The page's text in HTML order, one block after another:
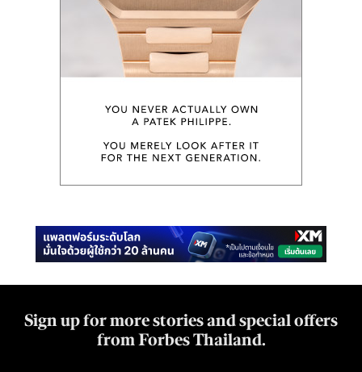
Sign up for more stories and special offers
from Forbes Thailand.